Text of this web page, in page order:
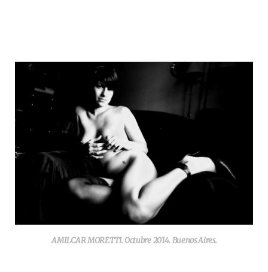
AMILCAR MORETTI. Octubre 2014. Buenos Aires.